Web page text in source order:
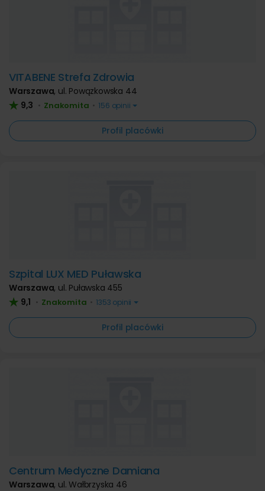
VITABENE Strefa Zdrowia
Warszawa, ul. Powązkowska 44
9,3 • Znakomita • 156 opinii
Profil placówki
Szpital LUX MED Puławska
Warszawa, ul. Puławska 455
9,1 • Znakomita • 1353 opinii
Profil placówki
Centrum Medyczne Damiana
Warszawa, ul. Wałbrzyska 46